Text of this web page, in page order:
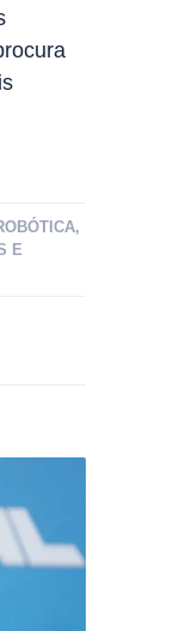
,
E